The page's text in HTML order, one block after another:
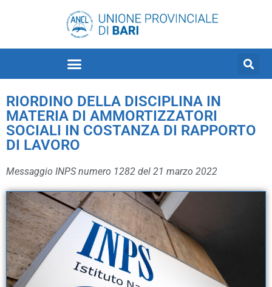
RIORDINO DELLA DISCIPLINA IN
MATERIA DI AMMORTIZZATORI
SOCIALI IN COSTANZA DI RAPPORTO
DI LAVORO
Messaggio INPS numero 1282 del 21 marzo 2022